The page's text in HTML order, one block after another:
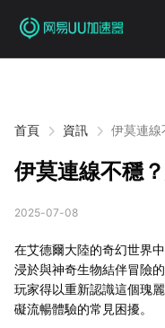
首頁 資訊 伊莫連線
伊莫連線不穩
2025-07-08
在艾德爾大陸的奇幻世界
浸於與神奇生物結伴冒險
玩家得以重新認識這個瑰
礙流暢體驗的常見困擾。